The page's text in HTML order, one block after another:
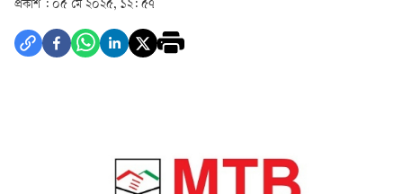
প্রকাশ : ০৫ মে ২০২৫, ১২: ৫৭